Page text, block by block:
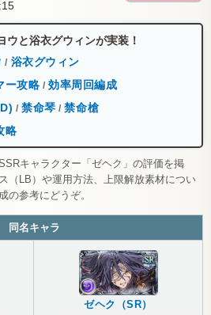
ウと浴衣グウィンが実装！
/ 浴衣グウィン
ー攻略 / 効率周回編成
/ 禁命琴 / 禁命槍
略
キャラクター「ゼヘク」の評価を掲
（LB）や運用方法、上限解放素材につい
の参考にどうぞ。
同名キャラ
ゼヘク（SR）